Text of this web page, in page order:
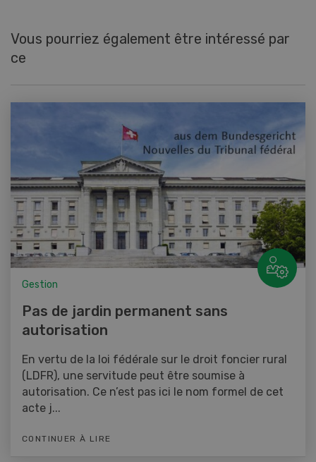
Vous pourriez également être intéressé par
ce
Gestion
Pas de jardin permanent sans
autorisation
En vertu de la loi fédérale sur le droit foncier rural
(LDFR), une servitude peut être soumise à
autorisation. Ce n’est pas ici le nom formel de cet
acte j...
CONTINUER À LIRE